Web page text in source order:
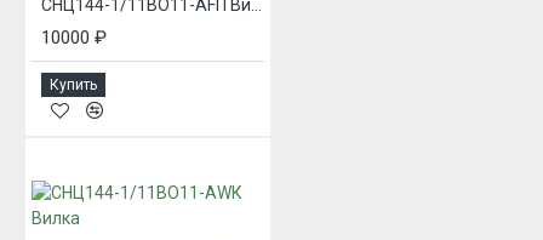
10000 ₽
Купить